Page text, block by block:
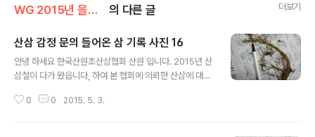
WG 2015년 을미년 기록 의 다른 글 더보기
산삼 감정 문의 들어온 삼 기록 사진 16
안녕 하세요 한국산원초산삼협회 산원 입니다. 2015년 산
삼철이 다가 왔읍니다, 하여 본 협회에 의뢰한 산삼에 대한
로써 모든 약초 중에 최고의 선약으로 알려 져 있읍니다, 또
0 0 2015. 5. 3.